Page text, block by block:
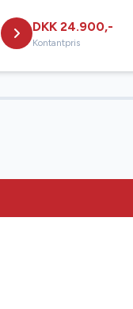
DKK 24.900,-
Kontantpris